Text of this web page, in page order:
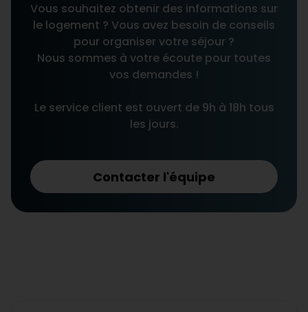
Vous souhaitez obtenir des informations sur
le logement ? Vous avez besoin de conseils
pour organiser votre séjour ?
Nous sommes à votre écoute pour toutes
vos demandes !
Le service client est ouvert de 9h à 18h tous
les jours.
Contacter l'équipe